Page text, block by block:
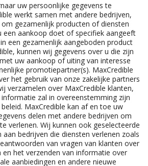
uw persoonlijke gegevens te
werkt samen met andere bedrijven,
gezamenlijk producten of diensten
een aankoop doet of specifiek aangeeft
een gezamenlijk aangeboden product
kunnen wij gegevens over u die zijn
uw aankoop of uiting van interesse
promotiepartner(s). MaxCredible
het gebruik van onze zakelijke partners
verzamelen over MaxCredible klanten,
zal in overeenstemming zijn
MaxCredible kan af en toe uw
delen met andere bedrijven om
verlenen. Wij kunnen ook geselecteerde
bedrijven die diensten verlenen zoals
van vragen van klanten over
het verzenden van informatie over
aanbiedingen en andere nieuwe